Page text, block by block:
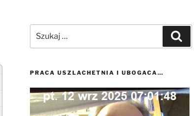
PRACA USZLACHETNIA I UBOGACA…